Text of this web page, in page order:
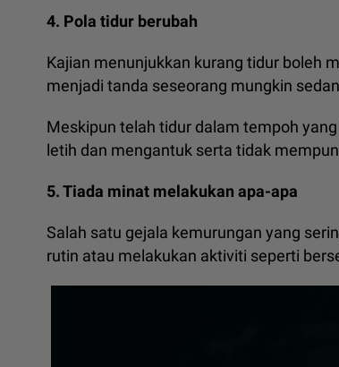
4. Pola tidur berubah
Kajian menunjukkan kurang tidur boleh
menjadi tanda seseorang mungkin
Meskipun telah tidur dalam tempoh
letih dan mengantuk serta tidak
5. Tiada minat melakukan apa-apa
Salah satu gejala kemurungan yang
rutin atau melakukan aktiviti seperti